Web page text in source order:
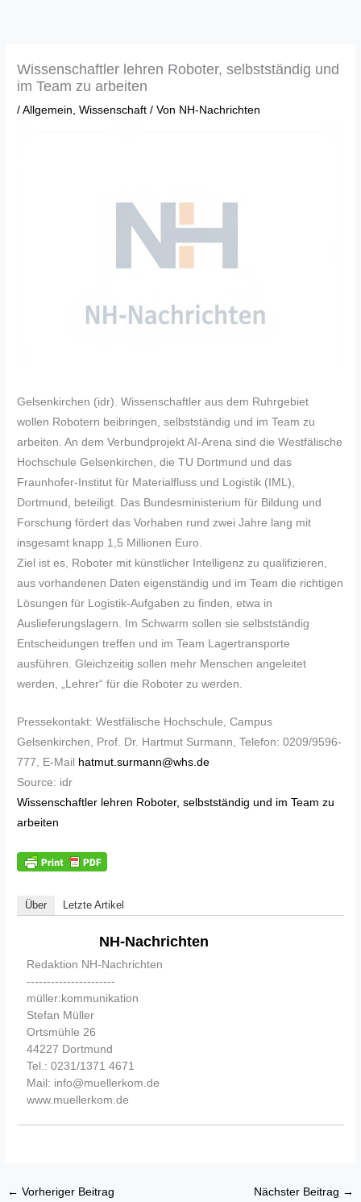
Wissenschaftler lehren Roboter, selbstständig und
im Team zu arbeiten
/Allgemein,Wissenschaft / Von NH-Nachrichten
Gelsenkirchen (idr). Wissenschaftler aus dem Ruhrgebiet
wollen Robotern beibringen, selbstständig und im Team zu
arbeiten. An dem Verbundprojekt AI-Arena sind die Westfälische
Hochschule Gelsenkirchen, die TU Dortmund und das
Fraunhofer-Institut für Materialfluss und Logistik (IML),
Dortmund, beteiligt. Das Bundesministerium für Bildung und
Forschung fördert das Vorhaben rund zwei Jahre lang mit
insgesamt knapp 1,5 Millionen Euro.
Ziel ist es, Roboter mit künstlicher Intelligenz zu qualifizieren,
aus vorhandenen Daten eigenständig und im Team die richtigen
Lösungen für Logistik-Aufgaben zu finden, etwa in
Auslieferungslagern. Im Schwarm sollen sie selbstständig
Entscheidungen treffen und im Team Lagertransporte
ausführen. Gleichzeitig sollen mehr Menschen angeleitet
werden, „Lehrer“ für die Roboter zu werden.
Pressekontakt: Westfälische Hochschule, Campus
Gelsenkirchen, Prof. Dr. Hartmut Surmann, Telefon: 0209/9596-
777, E-Mail
hatmut.surmann@whs.de
Source: idr
Wissenschaftler lehren Roboter, selbstständig und im Team zu
arbeiten
Über Letzte Artikel
NH-Nachrichten
Redaktion NH-Nachrichten
----------------------
müller:kommunikation
Stefan Müller
Ortsmühle 26
44227 Dortmund
Tel.: 0231/1371 4671
Mail: info@muellerkom.de
www.muellerkom.de
← Vorheriger Beitrag Nächster Beitrag →